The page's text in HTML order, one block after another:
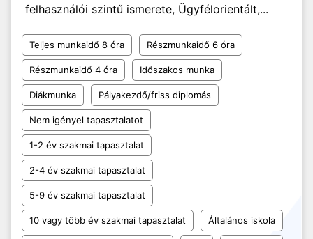
felhasználói szintű ismerete, Ügyfélorientált,...
Teljes munkaidő 8 óra Részmunkaidő 6 óra
Részmunkaidő 4 óra Időszakos munka
Diákmunka Pályakezdő/friss diplomás
Nem igényel tapasztalatot
1-2 év szakmai tapasztalat
2-4 év szakmai tapasztalat
5-9 év szakmai tapasztalat
10 vagy több év szakmai tapasztalat Általános iskola